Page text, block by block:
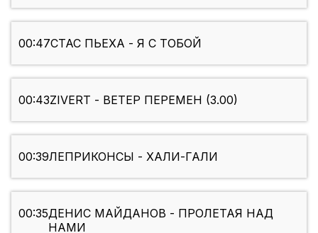
00:47СТАС ПЬЕХА - Я С ТОБОЙ
00:43ZIVERT - ВЕТЕР ПЕРЕМЕН (3.00)
00:39ЛЕПРИКОНСЫ - ХАЛИ-ГАЛИ
00:35ДЕНИС МАЙДАНОВ - ПРОЛЕТАЯ НАД
НАМИ